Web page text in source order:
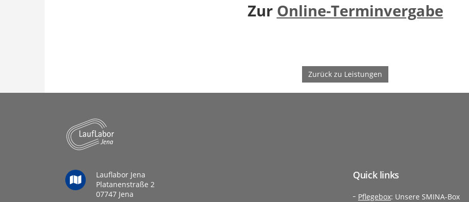
Zur Online-Terminvergabe
Zurück zu Leistungen
Lauflabor Jena
Platanenstraße 2
07747 Jena
Quick links
Pflegebox: Unsere SMINA-Box